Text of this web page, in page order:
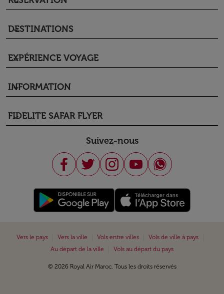
DESTINATIONS
keyboard_arrow_down
EXPÉRIENCE VOYAGE
keyboard_arrow_down
INFORMATION
keyboard_arrow_down
FIDELITE SAFAR FLYER
keyboard_arrow_down
Suivez-nous
Vers le pays Vers la ville Vols entre villes Vols de ville à pays
Au départ de la ville
Vols au départ du pays
© 2026 Royal Air Maroc. Tous les droits réservés